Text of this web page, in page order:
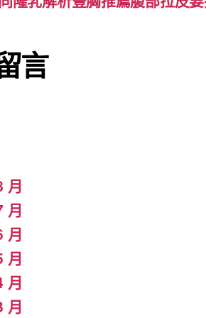
言
月
月
月
月
月
月